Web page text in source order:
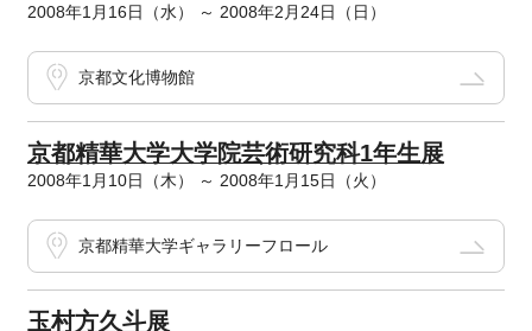
2008年1月16日（水） ～ 2008年2月24日（日）
京都文化博物館
京都精華大学大学院芸術研究科1年生展
2008年1月10日（木） ～ 2008年1月15日（火）
京都精華大学ギャラリーフロール
玉村方久斗展